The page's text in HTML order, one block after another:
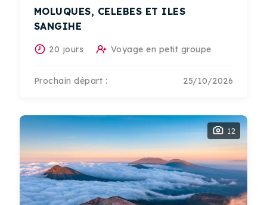
MOLUQUES, CELEBES ET ILES
SANGIHE
20 jours Voyage en petit groupe
Prochain départ : 25/10/2026
12